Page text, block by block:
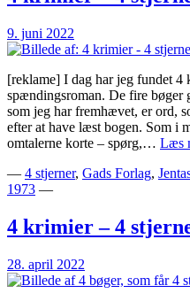
9. juni 2022
[reklame] I dag har jeg fundet 4
spændingsroman. De fire bøger
som jeg har fremhævet, er ord,
efter at have læst bogen. Som i
omtalerne korte – spørg,… Læs
— 4 stjerner, Gads Forlag,
1973 —
4 krimier – 4
28. april 2022